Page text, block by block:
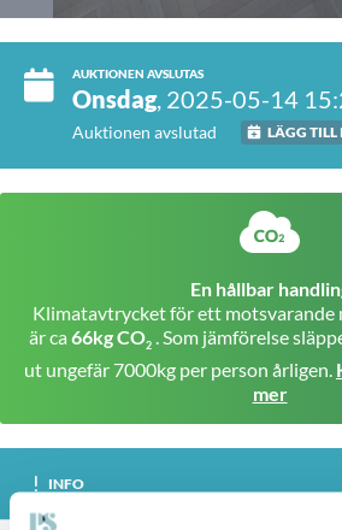
AUKTIONEN AVSLUTAS
Onsdag, 2025-05-14
Auktionen avslutad LÄGG TILL
En hållbar
Klimatavtrycket för ett motsvarande
är ca 66kg CO2 . Som jämförelse
ut ungefär 7000kg per person årligen.
mer
INFO